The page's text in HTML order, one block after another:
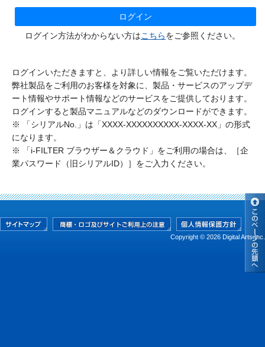
ログイン方法がわからない方はこちらをご参照ください。
ログインいただきますと、より詳しい情報をご覧いただけます。
弊社製品をご利用のお客様を対象に、製品・サービスのアップデ
ート情報やサポート情報などのサービスをご提供しております。
ログインすると製品マニュアルなどのダウンロードができます。
※ 「シリアルNo.」は「XXXX-XXXXXXXXXX-XXXX-XX」の形式
になります。
※ 「i-FILTER ブラウザー＆クラウド」をご利用の場合は、［企
業パスワード（旧シリアルID）］をご入力ください。
Copyright © 2026 Digital Arts Inc.